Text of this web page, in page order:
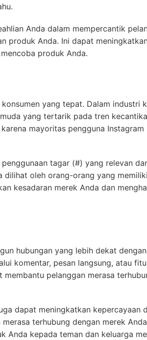
Anda dalam mempercantik
produk Anda. Ini dapat
produk Anda.
yang tepat. Dalam industri
yang tertarik pada tren
mayoritas pengguna Instagram
tagar (#) yang relevan
dilihat oleh orang-orang yang
kesadaran merek Anda dan
hubungan yang lebih dekat dengan
komentar, pesan langsung, atau
pelanggan merasa
dapat meningkatkan kepercayaan
terhubung dengan merek
Anda kepada teman dan keluarga